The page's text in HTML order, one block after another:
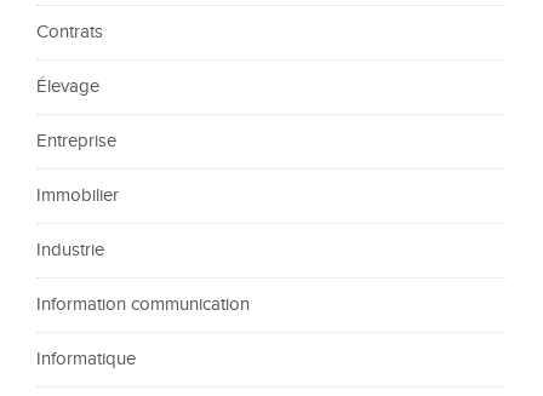
Contrats
Élevage
Entreprise
Immobilier
Industrie
Information communication
Informatique